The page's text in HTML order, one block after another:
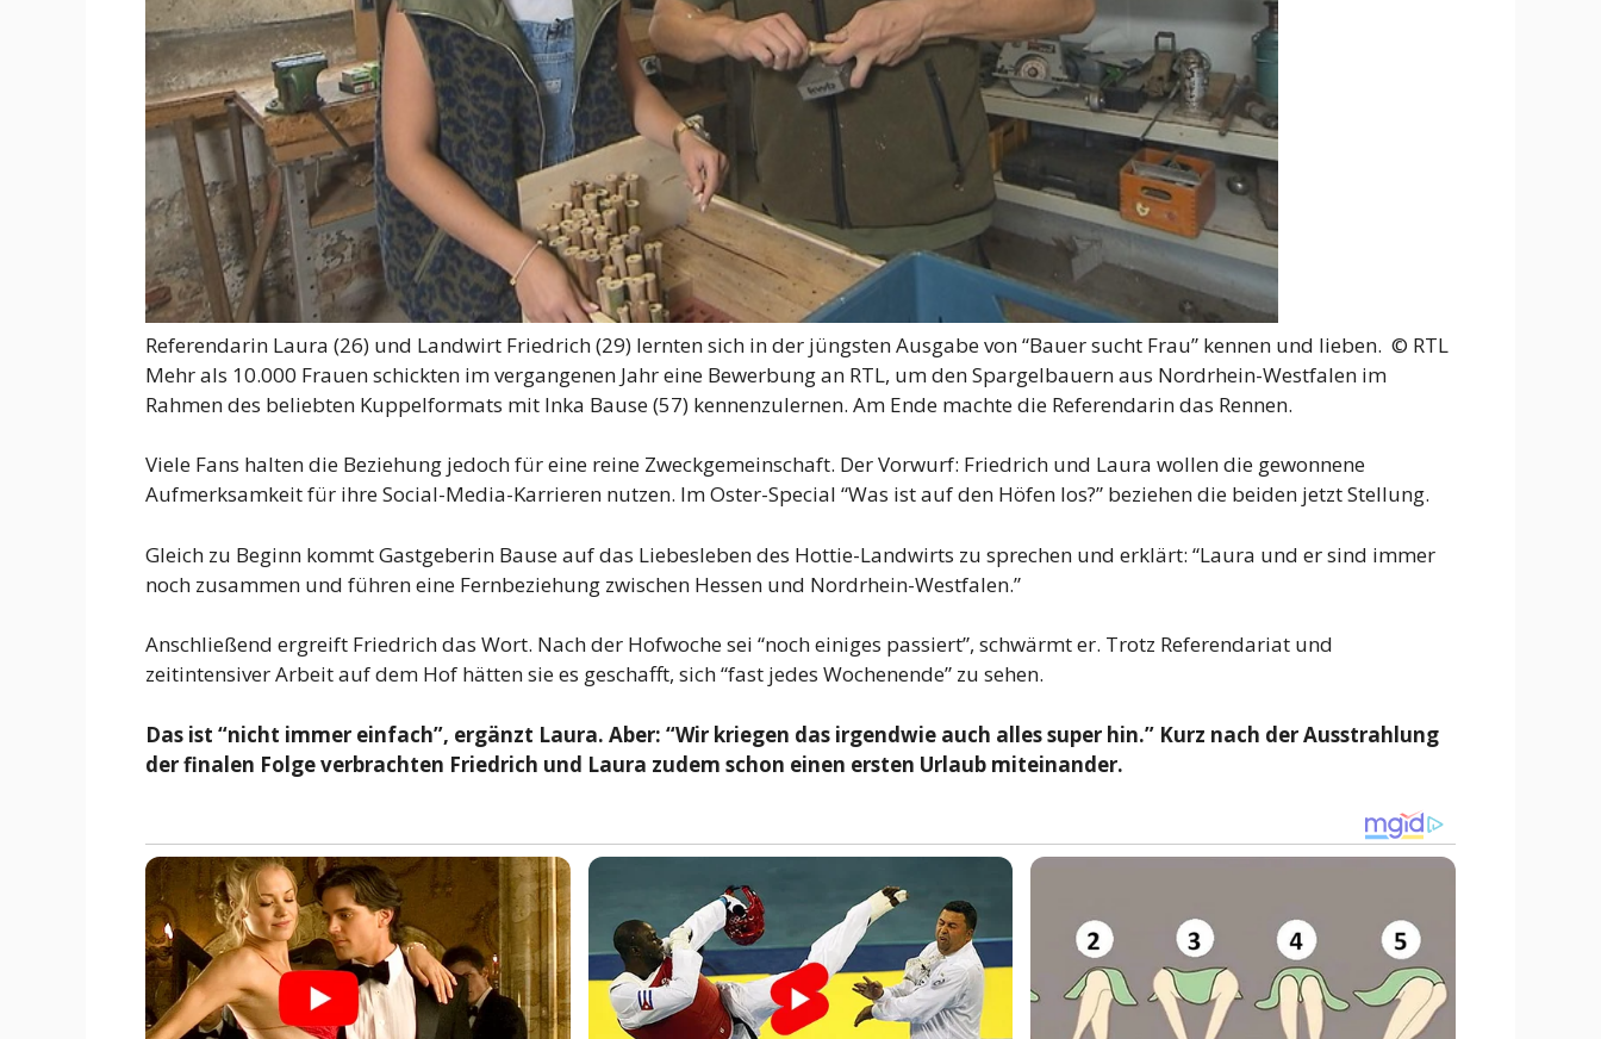
Referendarin Laura (26) und Landwirt Friedrich (29) lernten sich in der jüngsten Ausgabe von “Bauer sucht Frau” kennen und lieben. © RTL
Mehr als 10.000 Frauen schickten im vergangenen Jahr eine Bewerbung an RTL, um den Spargelbauern aus Nordrhein-Westfalen im
Rahmen des beliebten Kuppelformats mit Inka Bause (57) kennenzulernen. Am Ende machte die Referendarin das Rennen.
Viele Fans halten die Beziehung jedoch für eine reine Zweckgemeinschaft. Der Vorwurf: Friedrich und Laura wollen die gewonnene
Aufmerksamkeit für ihre Social-Media-Karrieren nutzen. Im Oster-Special “Was ist auf den Höfen los?” beziehen die beiden jetzt Stellung.
Gleich zu Beginn kommt Gastgeberin Bause auf das Liebesleben des Hottie-Landwirts zu sprechen und erklärt: “Laura und er sind immer
noch zusammen und führen eine Fernbeziehung zwischen Hessen und Nordrhein-Westfalen.”
Anschließend ergreift Friedrich das Wort. Nach der Hofwoche sei “noch einiges passiert”, schwärmt er. Trotz Referendariat und
zeitintensiver Arbeit auf dem Hof hätten sie es geschafft, sich “fast jedes Wochenende” zu sehen.
Das ist “nicht immer einfach”, ergänzt Laura. Aber: “Wir kriegen das irgendwie auch alles super hin.” Kurz nach der Ausstrahlung
der finalen Folge verbrachten Friedrich und Laura zudem schon einen ersten Urlaub miteinander.